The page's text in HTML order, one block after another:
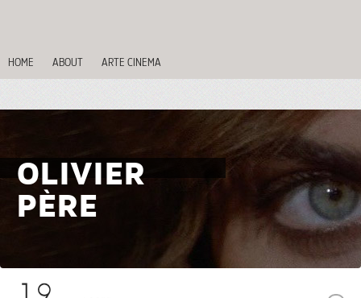
HOME ABOUT ARTE CINEMA
OLIVIER
PÈRE